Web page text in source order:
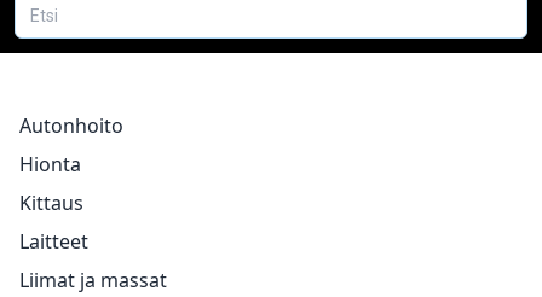
Autonhoito
Hionta
Kittaus
Laitteet
Liimat ja massat